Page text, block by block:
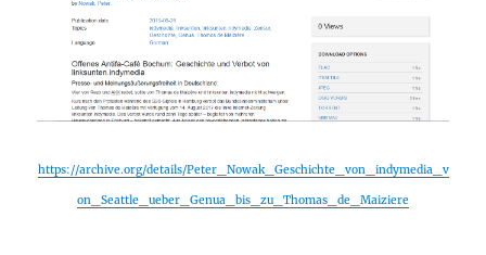
https://archive.org/details/Peter_Nowak_Geschichte_von_indymedia_v
on_Seattle_ueber_Genua_bis_zu_Thomas_de_Maiziere